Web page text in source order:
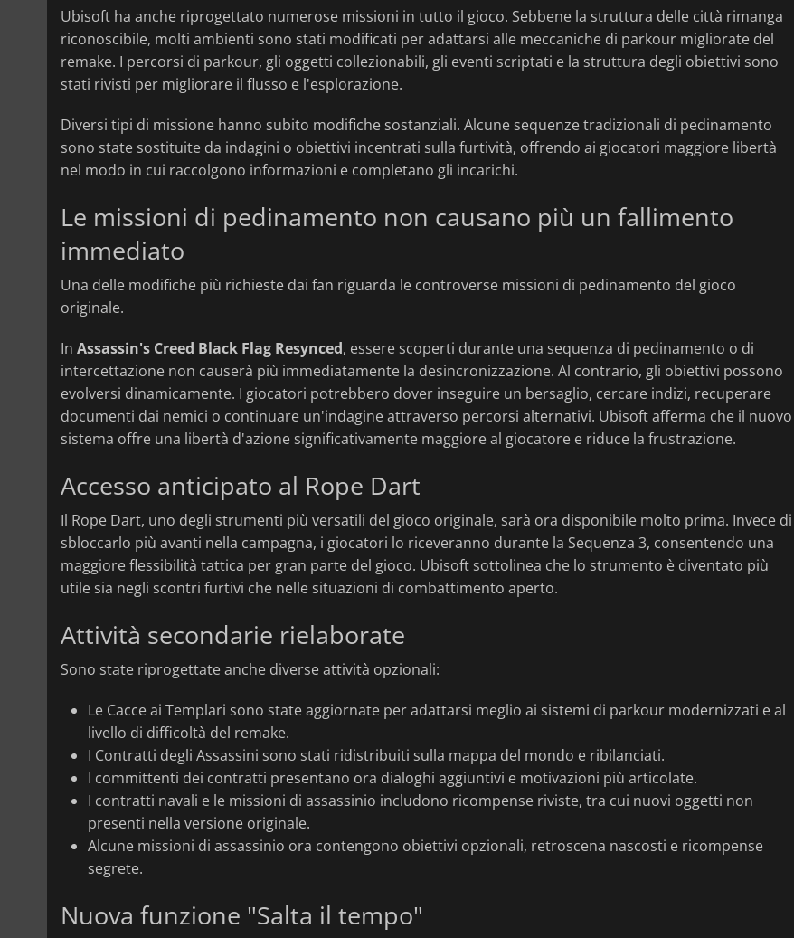
Ubisoft ha anche riprogettato numerose missioni in tutto il gioco. Sebbene la struttura delle città rimanga
riconoscibile, molti ambienti sono stati modificati per adattarsi alle meccaniche di parkour migliorate del
remake. I percorsi di parkour, gli oggetti collezionabili, gli eventi scriptati e la struttura degli obiettivi sono
stati rivisti per migliorare il flusso e l'esplorazione.
Diversi tipi di missione hanno subito modifiche sostanziali. Alcune sequenze tradizionali di pedinamento
sono state sostituite da indagini o obiettivi incentrati sulla furtività, offrendo ai giocatori maggiore libertà
nel modo in cui raccolgono informazioni e completano gli incarichi.
Le missioni di pedinamento non causano più un fallimento
immediato
Una delle modifiche più richieste dai fan riguarda le controverse missioni di pedinamento del gioco
originale.
In Assassin's Creed Black Flag Resynced, essere scoperti durante una sequenza di pedinamento o di
intercettazione non causerà più immediatamente la desincronizzazione. Al contrario, gli obiettivi possono
evolversi dinamicamente. I giocatori potrebbero dover inseguire un bersaglio, cercare indizi, recuperare
documenti dai nemici o continuare un'indagine attraverso percorsi alternativi. Ubisoft afferma che il nuovo
sistema offre una libertà d'azione significativamente maggiore al giocatore e riduce la frustrazione.
Accesso anticipato al Rope Dart
Il Rope Dart, uno degli strumenti più versatili del gioco originale, sarà ora disponibile molto prima. Invece di
sbloccarlo più avanti nella campagna, i giocatori lo riceveranno durante la Sequenza 3, consentendo una
maggiore flessibilità tattica per gran parte del gioco. Ubisoft sottolinea che lo strumento è diventato più
utile sia negli scontri furtivi che nelle situazioni di combattimento aperto.
Attività secondarie rielaborate
Sono state riprogettate anche diverse attività opzionali:
Le Cacce ai Templari sono state aggiornate per adattarsi meglio ai sistemi di parkour modernizzati e al
livello di difficoltà del remake.
I Contratti degli Assassini sono stati ridistribuiti sulla mappa del mondo e ribilanciati.
I committenti dei contratti presentano ora dialoghi aggiuntivi e motivazioni più articolate.
I contratti navali e le missioni di assassinio includono ricompense riviste, tra cui nuovi oggetti non
presenti nella versione originale.
Alcune missioni di assassinio ora contengono obiettivi opzionali, retroscena nascosti e ricompense
segrete.
Nuova funzione "Salta il tempo"